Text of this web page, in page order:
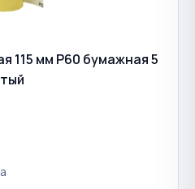
115 мм Р60 бумажная 5